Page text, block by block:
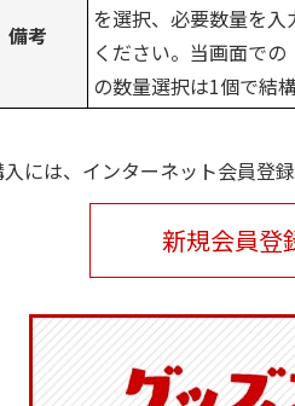
備考
を選択、必要数量を
ください。当画面で
の数量選択は1個で結構
入には、インターネット会員登
新規会員登